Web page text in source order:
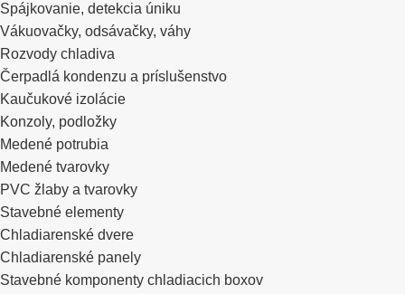
Spájkovanie, detekcia úniku
Vákuovačky, odsávačky, váhy
Rozvody chladiva
Čerpadlá kondenzu a príslušenstvo
Kaučukové izolácie
Konzoly, podložky
Medené potrubia
Medené tvarovky
PVC žlaby a tvarovky
Stavebné elementy
Chladiarenské dvere
Chladiarenské panely
Stavebné komponenty chladiacich boxov